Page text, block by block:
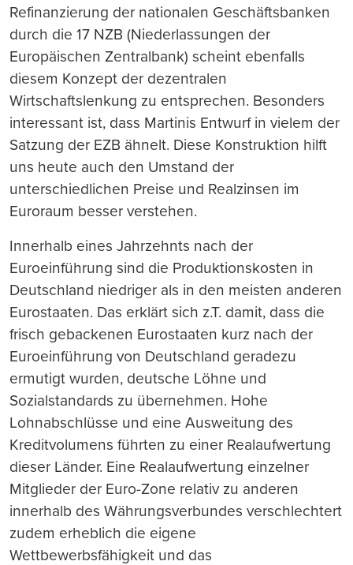
Refinanzierung der nationalen Geschäftsbanken
durch die 17 NZB (Niederlassungen der
Europäischen Zentralbank) scheint ebenfalls
diesem Konzept der dezentralen
Wirtschaftslenkung zu entsprechen. Besonders
interessant ist, dass Martinis Entwurf in vielem der
Satzung der EZB ähnelt. Diese Konstruktion hilft
uns heute auch den Umstand der
unterschiedlichen Preise und Realzinsen im
Euroraum besser verstehen.
Innerhalb eines Jahrzehnts nach der
Euroeinführung sind die Produktionskosten in
Deutschland niedriger als in den meisten anderen
Eurostaaten. Das erklärt sich z.T. damit, dass die
frisch gebackenen Eurostaaten kurz nach der
Euroeinführung von Deutschland geradezu
ermutigt wurden, deutsche Löhne und
Sozialstandards zu übernehmen. Hohe
Lohnabschlüsse und eine Ausweitung des
Kreditvolumens führten zu einer Realaufwertung
dieser Länder. Eine Realaufwertung einzelner
Mitglieder der Euro-Zone relativ zu anderen
innerhalb des Währungsverbundes verschlechtert
zudem erheblich die eigene
Wettbewerbsfähigkeit und das